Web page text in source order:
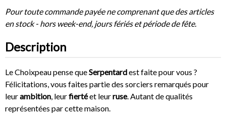
Pour toute commande payée ne comprenant que des articles
en stock - hors week-end, jours fériés et période de fête.
Description
Le Choixpeau pense queSerpentardest faite pour vous ?
Félicitations, vous faites partie des sorciers remarqués pour
leurambition, leurfiertéet leurruse. Autant de qualités
représentées par cette maison.